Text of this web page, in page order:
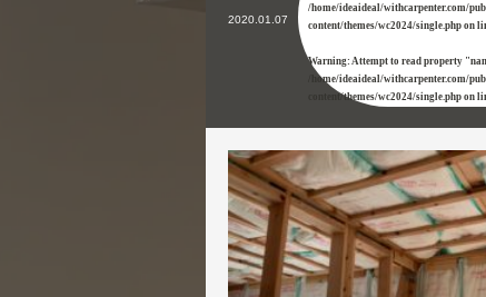
2020.01.07
/home/ideaideal/withcarpenter.com/
content/themes/wc2024/single.php on
Warning: Attempt to read property
/home/ideaideal/withcarpenter.com/
content/themes/wc2024/single.php on